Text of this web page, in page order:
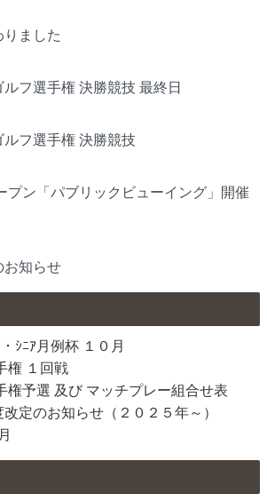
ました
フ選手権 決勝競技 最終日
フ選手権 決勝競技
プン「パブリックビューイング」開催
お知らせ
ｼﾆｱ月例杯 １０月
権 １回戦
権予選 及び マッチプレー組合せ表
定のお知らせ（２０２５年～）